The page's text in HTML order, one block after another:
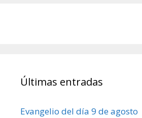
Últimas entradas
Evangelio del día 9 de agosto